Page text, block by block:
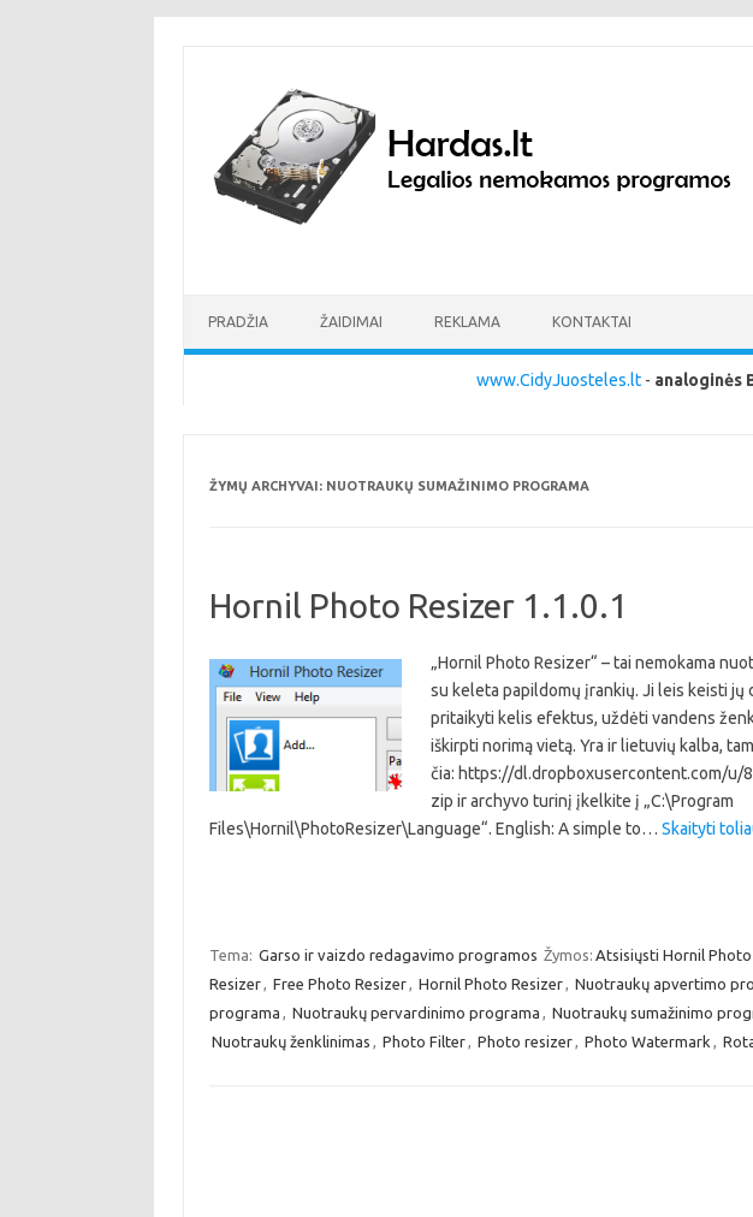
PRADŽIA ŽAIDIMAI REKLAMA KONTAKTAI
www.CidyJuosteles.lt - analoginės
ŽYMŲ ARCHYVAI: NUOTRAUKŲ SUMAŽINIMO PROGRAMA
Hornil Photo Resizer 1.1.0.1
„Hornil Photo Resizer“ – tai nemokama
su keleta papildomų įrankių. Ji leis keisti jų
pritaikyti kelis efektus, uždėti vandens
iškirpti norimą vietą. Yra ir lietuvių kalba,
čia: https://dl.dropboxusercontent.com/u/
zip ir archyvo turinį įkelkite į „C:\Program
Files\Hornil\PhotoResizer\Language“. English: A simple to… Skaityti
Tema: Garso ir vaizdo redagavimo programos Žymos: Atsisiųsti Hornil Photo
Resizer, Free Photo Resizer, Hornil Photo Resizer, Nuotraukų apvertimo
programa , Nuotraukų pervardinimo programa , Nuotraukų sumažinimo
Nuotraukų ženklinimas , Photo Filter, Photo resizer, Photo Watermark ,